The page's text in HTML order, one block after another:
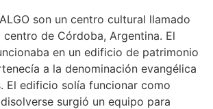
son un centro cultural llamado
centro de Córdoba, Argentina. El
en un edificio de patrimonio
a la denominación evangélica
El edificio solía funcionar como
surgió un equipo para